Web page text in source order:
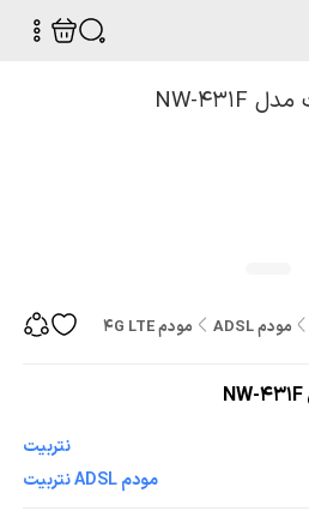
مودم ADSL مودم 4G LTE نتربیت مدل NW-431F
نتربیت
مودم ADSL نتربیت